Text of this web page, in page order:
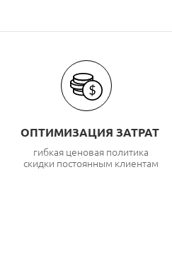
ОПТИМИЗАЦИЯ ЗАТРАТ
гибкая ценовая политика
скидки постоянным клиентам